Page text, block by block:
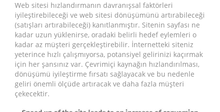
Web sitesi hızlandırmanın davranışsal faktörleri
iyileştirebileceği ve web sitesi dönüşümünü artırabileceği
(satışları artırabileceği) kanıtlanmıştır. Sitenin sayfası ne
kadar uzun yüklenirse, oradaki belirli hedef eylemleri o
kadar az müşteri gerçekleştirebilir. İnternetteki siteniz
yeterince hızlı çalışmıyorsa, potansiyel gelirinizi kaçırmak
için her şansınız var. Çevrimiçi kaynağın hızlandırılması,
dönüşümü iyileştirme fırsatı sağlayacak ve bu nedenle
geliri önemli ölçüde artıracak ve daha fazla müşteri
çekecektir.